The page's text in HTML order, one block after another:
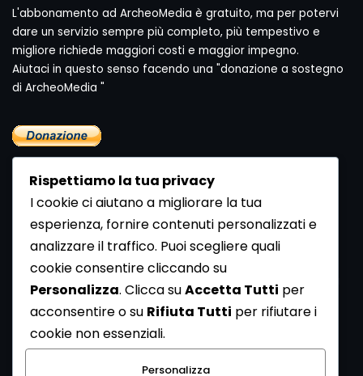
L'abbonamento ad ArcheoMedia è gratuito, ma per potervi
dare un servizio sempre più completo, più tempestivo e
migliore richiede maggiori costi e maggior impegno.
Aiutaci in questo senso facendo una "donazione a sostegno
di ArcheoMedia "
Newsletter
Se vuoi ricevere la Rivista gratuita di archeologia realizzata
dalla Redazione di ArcheoMedia iscriviti alla nostra
Newsletter [Clicca Qui]
Con l'invio del messaggio l'utente dichiara di aver letto
Rispettiamo la tua privacy
I cookie ci aiutano a migliorare la tua
esperienza, fornire contenuti personalizzati e
analizzare il traffico. Puoi scegliere quali
cookie consentire cliccando su
Personalizza. Clicca suAccetta Tutti per
acconsentire o su Rifiuta Tutti per rifiutare i
cookie non essenziali.
Personalizza